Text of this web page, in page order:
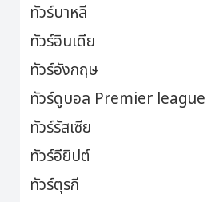
ทัวร์บาหลี
ทัวร์อินเดีย
ทัวร์อังกฤษ
ทัวร์ดูบอล Premier league
ทัวร์รัสเซีย
ทัวร์อียิปต์
ทัวร์ตุรกี